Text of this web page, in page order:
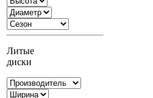
Литые
диски